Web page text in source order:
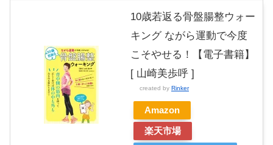
10歳若返る骨盤腸整ウォー
キング ながら運動で今度
こそやせる！【電子書籍】
[ 山崎美歩呼 ]
created by Rinker
Amazon
楽天市場